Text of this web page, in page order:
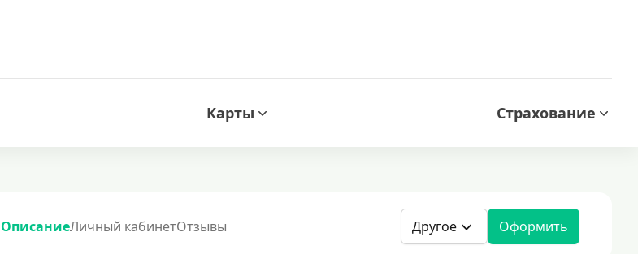
Карты Страхование
ОписаниеЛичный кабинетОтзывы Другое Оформить